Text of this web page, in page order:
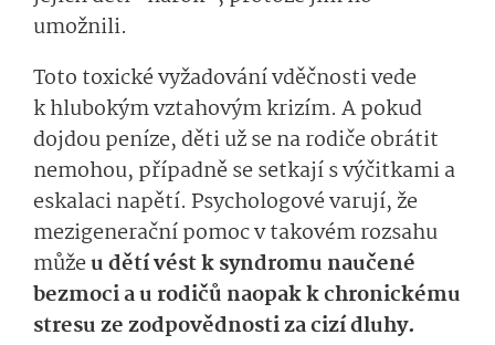
umožnili.
Toto toxické vyžadování vděčnosti vede
k hlubokým vztahovým krizím. A pokud
dojdou peníze, děti už se na rodiče obrátit
nemohou, případně se setkají s výčitkami a
eskalaci napětí. Psychologové varují, že
mezigenerační pomoc v takovém rozsahu
můžeu dětí vést k syndromu naučené
bezmoci a u rodičů naopak k chronickému
stresu ze zodpovědnosti za cizí dluhy.